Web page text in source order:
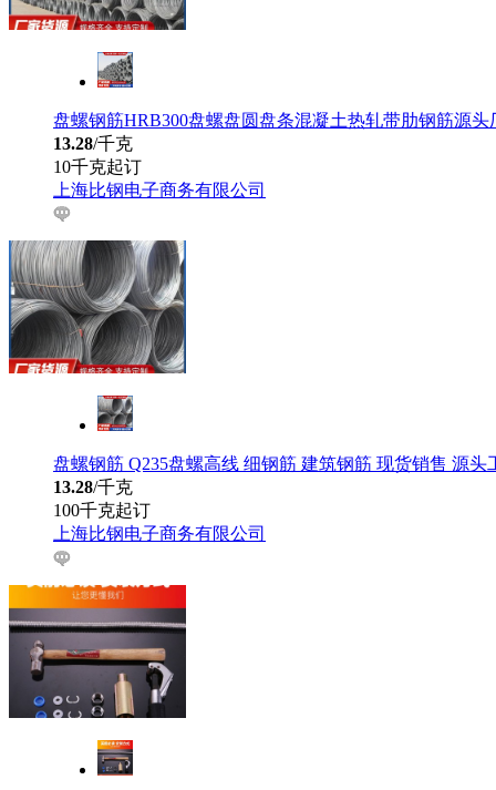
盘螺钢筋HRB300盘螺盘圆盘条混凝土热轧带肋钢筋源头
13.28/千克
10千克起订
上海比钢电子商务有限公司
盘螺钢筋 Q235盘螺高线 细钢筋 建筑钢筋 现货销售 源头
13.28/千克
100千克起订
上海比钢电子商务有限公司